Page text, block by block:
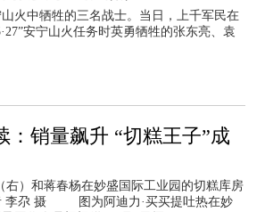
火中牺牲的三名战士。当日，上千军民在
安宁山火任务时英勇牺牲的张东亮、袁
销量飙升 “切糕王子”成
右）和蒋春杨在妙盛国际工业园的切糕库房
李尕 摄 图为阿迪力·买买提吐热在妙